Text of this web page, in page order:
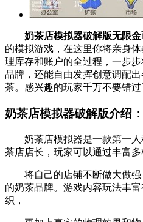
奶茶店模拟器破解版无限金
的模拟游戏，在这里你将亲身
理库存和账户的全过程，一步
品牌，还能自由发挥创意调配
茶。感兴趣的玩家千万不要错
奶茶店模拟器破解版介绍：
奶茶店模拟器是一款第一人
茶店店长，玩家可以通过丰富多
将自己的店铺不断做大做强
的奶茶品牌。游戏内容玩法丰
织，